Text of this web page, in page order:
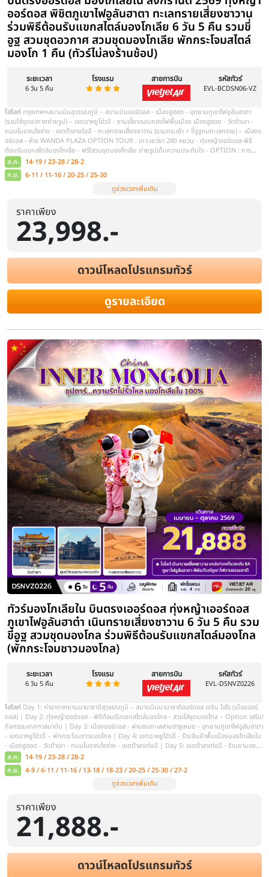
ทัวร์มองโกเลียใน สงกรานต์ 2569 ช
สัมผัสทะเลทรายเสี่ยงซาวาน แกรนด์แ
ฮอต 7 วัน 5 คืน ร่วมงานเลี้ยงรอบกอ
รวมใส่ชุดมองโกล รวมนั่งกระเช้า) พัก
สไตล์กระโจม
ระยะเวลา
7 วัน 5 คืน
โรงแรม สายการบิน
ไฮไลท์ท่าอากาศยานสุวรรณภูมิ • ท่าอากาศยานนานาชาติออร์ดอส • ออร์ดอส - ทุ่งหญ้าออร์ดอส • พิธี
ต้อนรับแขกสไตล์มองโกล + รวมใส่ชุดมองโกล - กิจกรรมงานเลี้ยงรอ
กิจกรรมสันทนาการ ณ ทุ่งหญ้าออร์ดอส **- ศูนย์วัฒนธรรมมองโกลหย
จัตุรัสรัฐบาล • ทะเลสาบอูลานมู่หลุน สวนประติมากรรมศิลปะเอเชีย - ออร์ดอส • หุบเขาแม่น้ำฮวงโห แก
รนด์แคนยอนแห่งแม่น้ำเหลือง(รวมรถกอล์ฟ) • ฮูฮอต - เจดีย์เป่าเอ่อฮั่
ฮอต • ทะเลทรายเสี่ยงซาวาน (รวมค่ากระเช
ส.ค. 14-20 / 23-29 / 28-3
ก.ย. 6-12 / 11-17 / 20-26 / 25-1
ดูช่วงเวลาเพิ่มเติม
ราคาเพียง
23,998.-
ดาวน์โหลดโปรแกรมทัวร์
ดูรายละเอียด
ราคาเพียง
21,888.-
ดาวน์โหลดโปรแกรมทัวร์